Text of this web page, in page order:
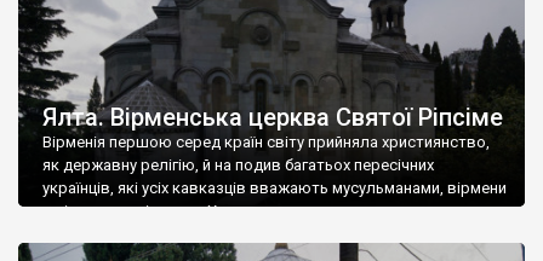
Ялта. Вірменська церква Святої Ріпсіме
Вірменія першою серед країн світу прийняла християнство,
як державну релігію, й на подив багатьох пересічних
українців, які усіх кавказців вважають мусульманами, вірмени
є відданими вірянами Христа